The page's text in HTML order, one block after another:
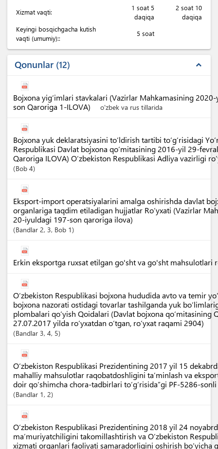
Xizmat vaqti:
1 soat 5
daqiqa
2 soat 10
daqiqa
Keyingi bosqichgacha kutish
vaqti (umumiy)::
5 soat
Qonunlar 12 expand_less
Bojxona yig‘imlari stavkalari (Vazirlar Mahkamasining
son Qaroriga 1-ILOVA)
o'zbek va rus tillarida
Bojxona yuk deklaratsiyasini to‘ldirish tartibi to‘g‘risidagi
Respublikasi Davlat bojxona qo‘mitasining 2016-yil 29-
Qaroriga ILOVA) O‘zbekiston Respublikasi Adliya vazirligi
Bob 4
Eksport-import operatsiyalarini amalga oshirishda davlat
organlariga taqdim etiladigan hujjatlar Ro‘yxati (Vazirlar
20-iyuldagi 197-son qaroriga ilova)
Bandlar 2, 3, Bob 1
Erkin eksportga ruxsat etilgan go'sht va go'sht mahsulotlari
O‘zbekiston Respublikasi bojxona hududida avto va temir
bojxona nazorati ostidagi tovarlar tashilganda yuk
plombalari qo‘yish Qoidalari (Davlat bojxona qo‘mitasining
27.07.2017 yilda ro‘yxatdan o‘tgan, ro‘yxat raqami 2904)
Bandlar 3, 4, 5
O‘zbekiston Respublikasi Prezidentining 2017 yil 15
mahalliy mahsulotlar raqobatdoshligini ta’minlash va
doir qo‘shimcha chora-tadbirlari to‘g‘risida”gi PF-5286-
Bandlar 1 , 2
O‘zbekiston Respublikasi Prezidentining 2018 yil 24
ma’muriyatchiligini takomillashtirish va O‘zbekiston
xizmati organlari faoliyati samaradorligini oshirish bo‘yicha